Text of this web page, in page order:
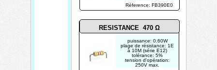
Réference: FB390E0
puissance: 0.60W
plage de résistance: 1E
à 10M (série E12)
tolérance: 5%
tension d'opération:
250V max.
RESISTANCE 470 Ω